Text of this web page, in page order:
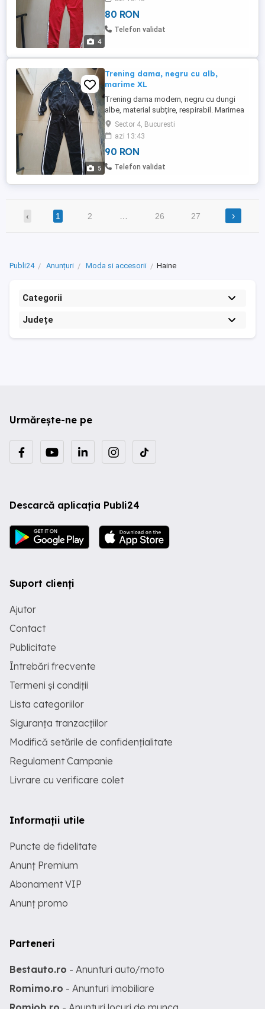
4
80 RON
Telefon validat
5
Trening dama, negru cu alb,
marime XL
Trening dama modern, negru cu dungi
albe, material subțire, respirabil. Marimea
XL Sector 4, Bucuresti
azi 13:43
90 RON
Telefon validat
‹ 1 2 26 27 ›
Publi24 Anunțuri Moda si accesorii Haine
Categorii
Județe
Urmărește-ne pe
Descarcă aplicația Publi24
Suport clienți
Ajutor
Contact
Publicitate
Întrebări frecvente
Termeni și condiții
Lista categoriilor
Siguranța tranzacțiilor
Modifică setările de confidențialitate
Regulament Campanie
Livrare cu verificare colet
Informații utile
Puncte de fidelitate
Anunț Premium
Abonament VIP
Anunț promo
Parteneri
Bestauto.ro - Anunturi auto/moto
Romimo.ro - Anunturi imobiliare